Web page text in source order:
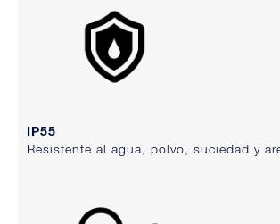
IP55
Resistente al agua, polvo, suciedad y